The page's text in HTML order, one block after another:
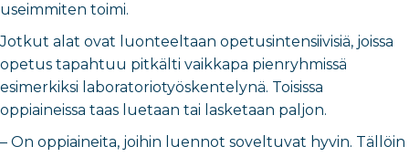
useimmiten toimi.
Jotkut alat ovat luonteeltaan opetusintensiivisiä, joissa
opetus tapahtuu pitkälti vaikkapa pienryhmissä
esimerkiksi laboratoriotyöskentelynä. Toisissa
oppiaineissa taas luetaan tai lasketaan paljon.
– On oppiaineita, joihin luennot soveltuvat hyvin. Tällöin